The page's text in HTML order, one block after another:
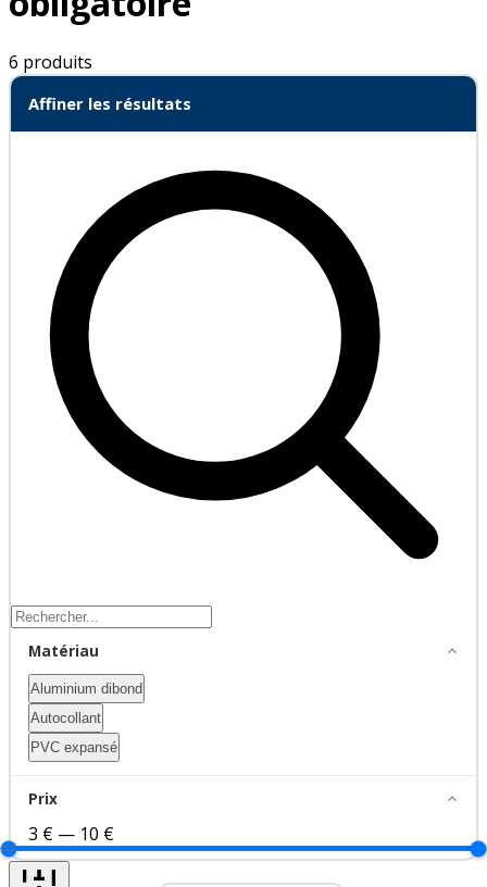
6 produits
Affiner les résultats
Matériau
Aluminium dibond
Autocollant
PVC expansé
Prix
3 € — 10 €